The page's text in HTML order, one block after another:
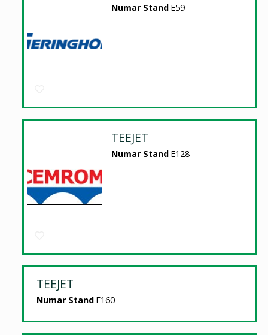
Numar Stand E59
TEEJET
Numar Stand E128
TEEJET
Numar Stand E160